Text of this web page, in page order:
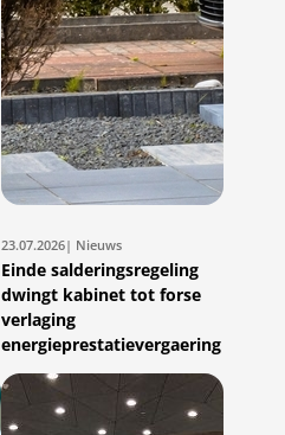
23.07.2026| Nieuws
Einde salderingsregeling
dwingt kabinet tot forse
verlaging
energieprestatievergaering